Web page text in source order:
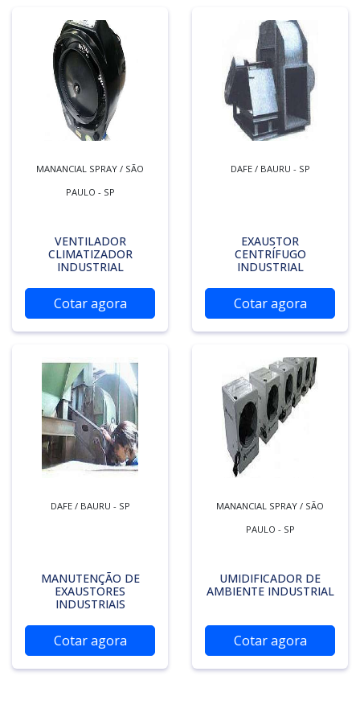
MANANCIAL SPRAY / SÃO
PAULO - SP
VENTILADOR
CLIMATIZADOR
INDUSTRIAL
Cotar agora
DAFE / BAURU - SP
EXAUSTOR
CENTRÍFUGO
INDUSTRIAL
Cotar agora
DAFE / BAURU - SP
MANUTENÇÃO DE
EXAUSTORES
INDUSTRIAIS
Cotar agora
MANANCIAL SPRAY / SÃO
PAULO - SP
UMIDIFICADOR DE
AMBIENTE INDUSTRIAL
Cotar agora